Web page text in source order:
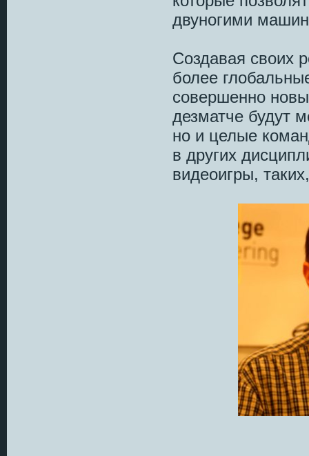
двуногими
Создавая своих
более
совершенно
дезматче будут
но и целые
в других
видеоигры,